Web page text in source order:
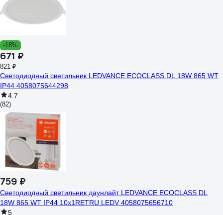
-18%
671 ₽
821 ₽
Светодиодный светильник LEDVANCE ECOCLASS DL 18W 865 WT
IP44 4058075644298
4.7
(82)
759 ₽
Светодиодный светильник даунлайт LEDVANCE ECOCLASS DL
18W 865 WT IP44 10x1RETRU LEDV 4058075656710
5